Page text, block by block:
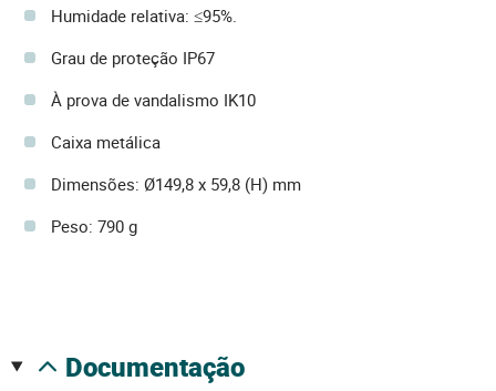
Humidade relativa: ≤95%.
Grau de proteção IP67
À prova de vandalismo IK10
Caixa metálica
Dimensões: Ø149,8 x 59,8 (H) mm
Peso: 790 g
documentação